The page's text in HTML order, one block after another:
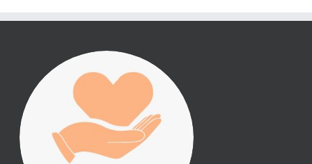
진리횃불 사역은 여러분
의 후원으로 이루어집니
다.